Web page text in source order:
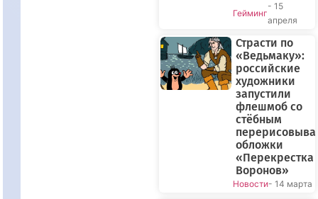
Гейминг
- 15
апреля
Страсти по
«Ведьмаку»:
российские
художники
запустили
флешмоб со
стёбным
обложки
«Перекрестка
Воронов»
Новости- 14 марта